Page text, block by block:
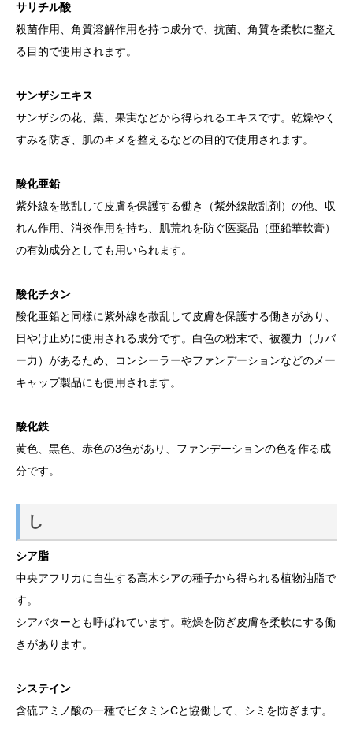
サリチル酸
殺菌作用、角質溶解作用を持つ成分で、抗菌、角質を柔軟に整え
る目的で使用されます。
サンザシエキス
サンザシの花、葉、果実などから得られるエキスです。乾燥やく
すみを防ぎ、肌のキメを整えるなどの目的で使用されます。
酸化亜鉛
紫外線を散乱して皮膚を保護する働き（紫外線散乱剤）の他、収
れん作用、消炎作用を持ち、肌荒れを防ぐ医薬品（亜鉛華軟膏）
の有効成分としても用いられます。
酸化チタン
酸化亜鉛と同様に紫外線を散乱して皮膚を保護する働きがあり、
日やけ止めに使用される成分です。白色の粉末で、被覆力（カバ
ー力）があるため、コンシーラーやファンデーションなどのメー
キャップ製品にも使用されます。
酸化鉄
黄色、黒色、赤色の3色があり、ファンデーションの色を作る成
分です。
し
シア脂
中央アフリカに自生する高木シアの種子から得られる植物油脂で
す。
シアバターとも呼ばれています。乾燥を防ぎ皮膚を柔軟にする働
きがあります。
システイン
含硫アミノ酸の一種でビタミンCと協働して、シミを防ぎます。